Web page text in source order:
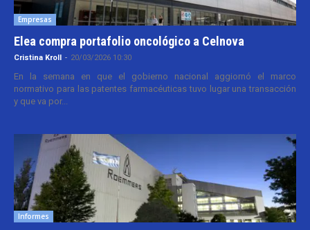
Empresas
Elea compra portafolio oncológico a Celnova
Cristina Kroll - 20/03/2026 10:30
En la semana en que el gobierno nacional aggiornó el marco
normativo para las patentes farmacéuticas tuvo lugar una transacción
y que va por...
Informes